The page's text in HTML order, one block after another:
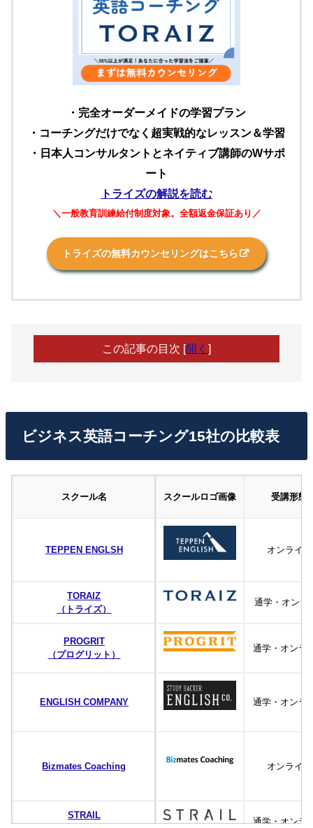
・完全オーダーメイドの学習プラン
・コーチングだけでなく超実戦的なレッスン＆学習
・日本人コンサルタントとネイティブ講師のWサポ
ート
トライズの解説を読む
＼一般教育訓練給付制度対象。全額返金保証あり／
トライズの無料カウンセリングはこちら
この記事の目次 [開く ]
ビジネス英語コーチング15社の比較表
スクール名 スクールロゴ画像 受講形態
TEPPEN ENGLSH オンライン
TORAIZ
（トライズ）
通学・オンラ
PROGRIT
（プログリット）
通学・オンラ
ENGLISH COMPANY 通学・オンラ
Bizmates Coaching オンライン
STRAIL
通学・オンラ